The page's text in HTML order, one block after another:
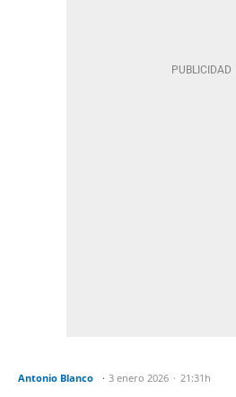
Antonio Blanco 3 enero 2026 21:31h